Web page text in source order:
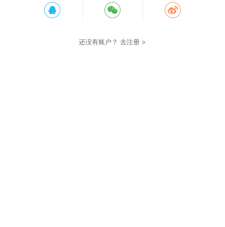
还没有账户？ 去注册 >